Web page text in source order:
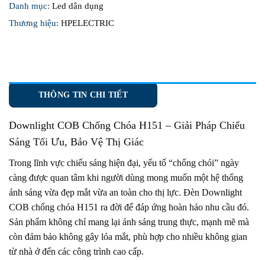
Danh mục: Led dân dụng
Thương hiệu: HPELECTRIC
THÔNG TIN CHI TIẾT
Downlight COB Chống Chóa H151 – Giải Pháp Chiếu
Sáng Tối Ưu, Bảo Vệ Thị Giác
Trong lĩnh vực chiếu sáng hiện đại, yếu tố “chống chói” ngày
càng được quan tâm khi người dùng mong muốn một hệ thống
ánh sáng vừa đẹp mắt vừa an toàn cho thị lực. Đèn Downlight
COB chống chóa H151 ra đời để đáp ứng hoàn hảo nhu cầu đó.
Sản phẩm không chỉ mang lại ánh sáng trung thực, mạnh mẽ mà
còn đảm bảo không gây lóa mắt, phù hợp cho nhiều không gian
từ nhà ở đến các công trình cao cấp.